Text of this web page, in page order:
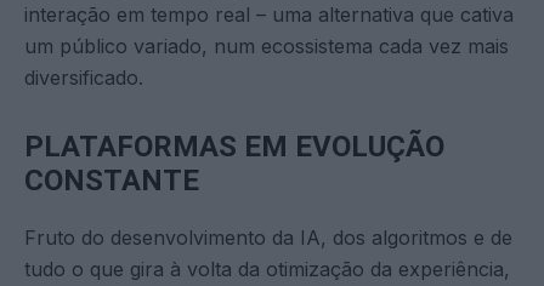
interação em tempo real – uma alternativa que cativa
um público variado, num ecossistema cada vez mais
diversificado.
PLATAFORMAS EM EVOLUÇÃO
CONSTANTE
Fruto do desenvolvimento da IA, dos algoritmos e de
tudo o que gira à volta da otimização da experiência,